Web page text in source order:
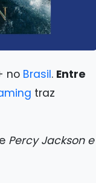
no Brasil. Entre
traz
Percy Jackson e